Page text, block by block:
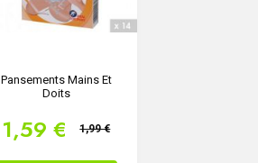
Pansements Mains Et
Doits
1,59 € 1,99 €